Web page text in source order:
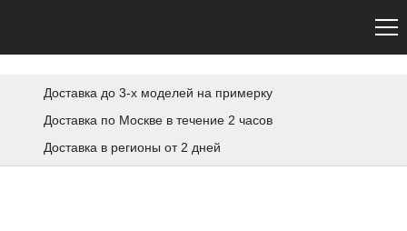
Доставка до 3-х моделей на примерку
Доставка по Москве в течение 2 часов
Доставка в регионы от 2 дней